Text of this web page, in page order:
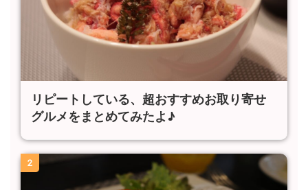
リピートしている、超おすすめお取り寄せ
グルメをまとめてみたよ♪
2